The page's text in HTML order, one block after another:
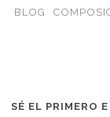
BLOG
SÉ EL PRIMERO